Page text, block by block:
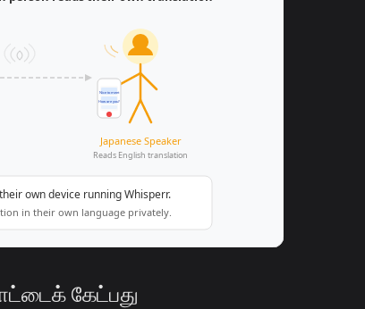
கேட்பது